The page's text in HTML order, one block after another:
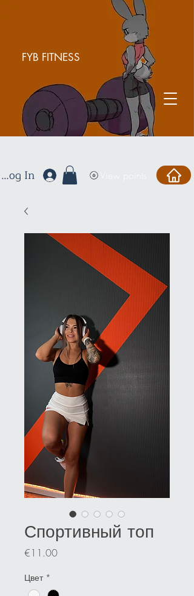
Log In
FYB FITNESS
Спортивный топ
€11.00Price
Цвет *